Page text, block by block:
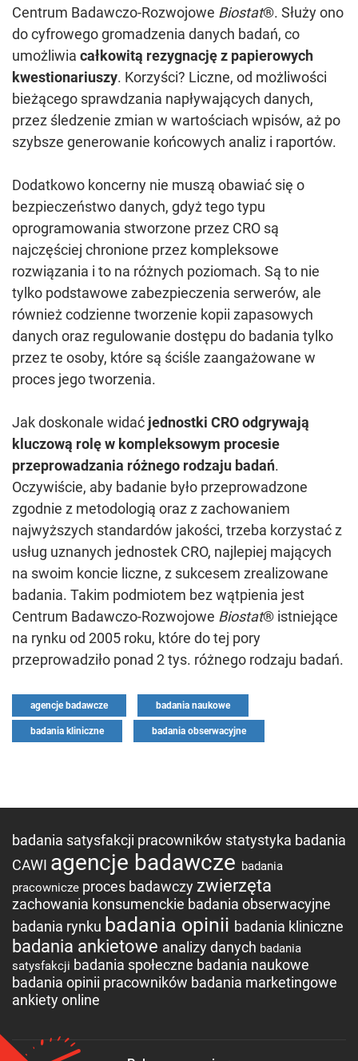
Centrum Badawczo-Rozwojowe Biostat®. Służy ono
do cyfrowego gromadzenia danych badań, co
umożliwia całkowitą rezygnację z papierowych
kwestionariuszy. Korzyści? Liczne, od możliwości
bieżącego sprawdzania napływających danych,
przez śledzenie zmian w wartościach wpisów, aż po
szybsze generowanie końcowych analiz i raportów.
Dodatkowo koncerny nie muszą obawiać się o
bezpieczeństwo danych, gdyż tego typu
oprogramowania stworzone przez CRO są
najczęściej chronione przez kompleksowe
rozwiązania i to na różnych poziomach. Są to nie
tylko podstawowe zabezpieczenia serwerów, ale
również codzienne tworzenie kopii zapasowych
danych oraz regulowanie dostępu do badania tylko
przez te osoby, które są ściśle zaangażowane w
proces jego tworzenia.
Jak doskonale widać jednostki CRO odgrywają
kluczową rolę w kompleksowym procesie
przeprowadzania różnego rodzaju badań.
Oczywiście, aby badanie było przeprowadzone
zgodnie z metodologią oraz z zachowaniem
najwyższych standardów jakości, trzeba korzystać z
usług uznanych jednostek CRO, najlepiej mających
na swoim koncie liczne, z sukcesem zrealizowane
badania. Takim podmiotem bez wątpienia jest
Centrum Badawczo-Rozwojowe Biostat® istniejące
na rynku od 2005 roku, które do tej pory
przeprowadziło ponad 2 tys. różnego rodzaju badań.
agencje badawcze badania naukowe
badania kliniczne badania obserwacyjne
badania satysfakcji pracowników statystyka badania
CAWI agencje badawcze badania
pracownicze proces badawczy zwierzęta
zachowania konsumenckie badania obserwacyjne
badania rynku badania opinii badania kliniczne
badania ankietowe analizy danych badania
satysfakcji badania społeczne badania naukowe
badania opinii pracowników badania marketingowe
ankiety online